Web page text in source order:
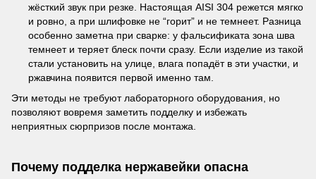
жёсткий звук при резке. Настоящая AISI 304 режется мягко
и ровно, а при шлифовке не “горит” и не темнеет. Разница
особенно заметна при сварке: у фальсификата зона шва
темнеет и теряет блеск почти сразу. Если изделие из такой
стали установить на улице, влага попадёт в эти участки, и
ржавчина появится первой именно там.
Эти методы не требуют лабораторного оборудования, но
позволяют вовремя заметить подделку и избежать
неприятных сюрпризов после монтажа.
Почему подделка нержавейки опасна